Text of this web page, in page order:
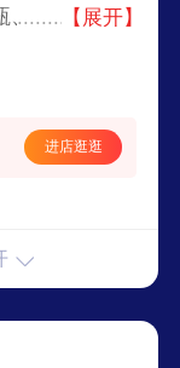
、婴儿推车、
的父母和婴
【展开】
进店逛逛